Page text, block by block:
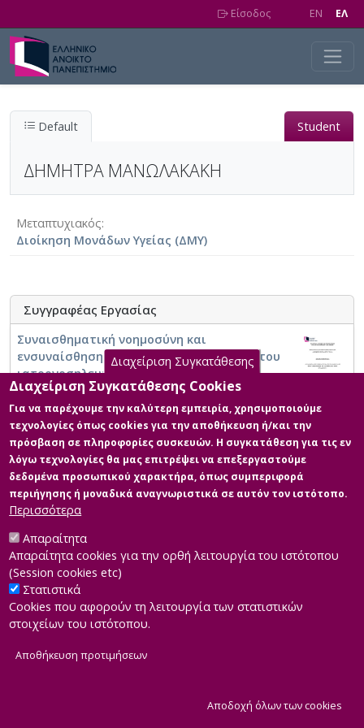
Είσοδος EN EΛ
Default Student
ΔΗΜΗΤΡΑ ΜΑΝΩΛΑΚΑΚΗ
Μεταπτυχιακός
Διοίκηση Μονάδων Υγείας (ΔΜΥ)
Συγγραφέας Εργασίας
Συναισθηματική νοημοσύνη και
ενσυναίσθηση στην επαγγελματική ζωή του
ιατρονοσηλευτικού προσωπικού.
Developed byINTEROPTICS
Διαχείριση Συγκατάθεσης
Διαχείριση Συγκατάθεσης Cookies
Για να παρέχουμε την καλύτερη εμπειρία, χρησιμοποιούμε
τεχνολογίες όπως cookies για την αποθήκευση ή/και την
πρόσβαση σε πληροφορίες συσκευών. Η συγκατάθεση για τις εν
λόγω τεχνολογίες θα μας επιτρέψει να επεξεργαστούμε
δεδομένα προσωπικού χαρακτήρα, όπως συμπεριφορά
περιήγησης ή μοναδικά αναγνωριστικά σε αυτόν τον ιστότοπο.
Περισσότερα
Απαραίτητα
Απαραίτητα cookies για την ορθή λειτουργία του ιστότοπου
(Session cookies etc)
Στατιστικά
Cookies που αφορούν τη λειτουργία των στατιστικών
στοιχείων του ιστότοπου.
Αποθήκευση προτιμήσεων
Αποδοχή όλων των cookies